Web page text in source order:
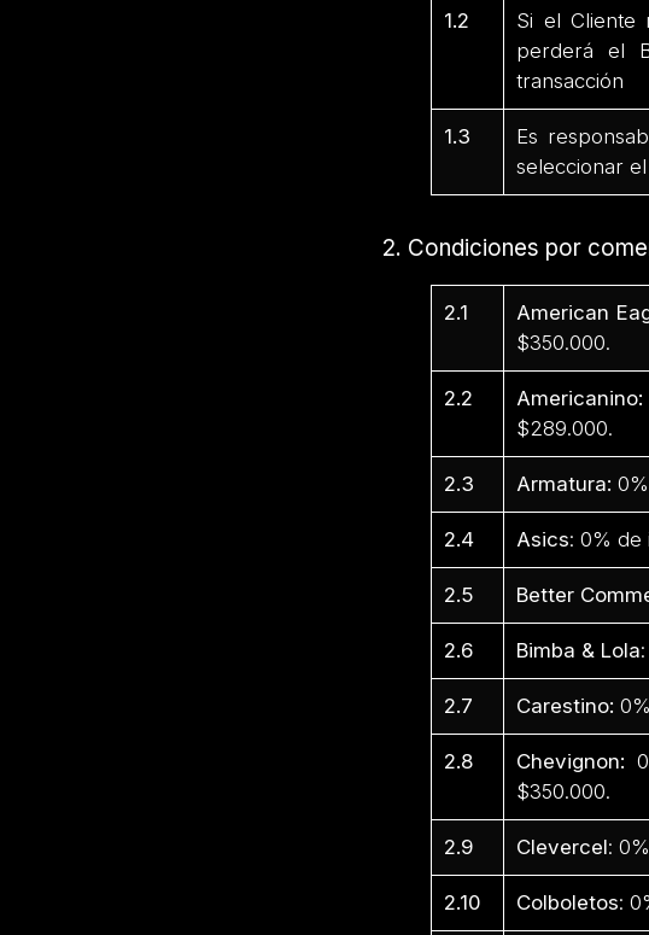
1.2
Si el Cliente
perderá el
transacción
1.3
Es
seleccionar
2. Condiciones por
2.1 American
$350.000.
2.2 Americanino:
$289.000.
2.3 Armatura:
2.4 Asics: 0% de
2.5 Better
2.6 Bimba & Lola
2.7 Carestino:
2.8 Chevignon:
$350.000.
2.9 Clevercel:
2.10 Colboletos: